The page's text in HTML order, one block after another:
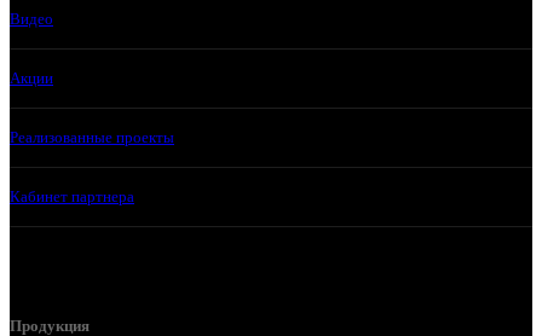
Видео
Акции
Реализованные проекты
Кабинет партнера
Продукция